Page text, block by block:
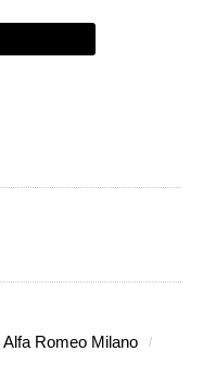
Alfa Romeo Milano